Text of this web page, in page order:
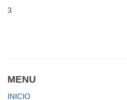
3
MENU
INICIO